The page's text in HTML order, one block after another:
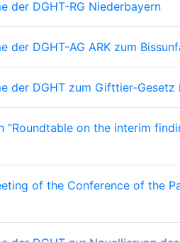
der DGHT-RG Niederbayern
der DGHT-AG ARK zum
der DGHT zum Gifttier-Gesetz
“Roundtable on the interim
of the Conference of the